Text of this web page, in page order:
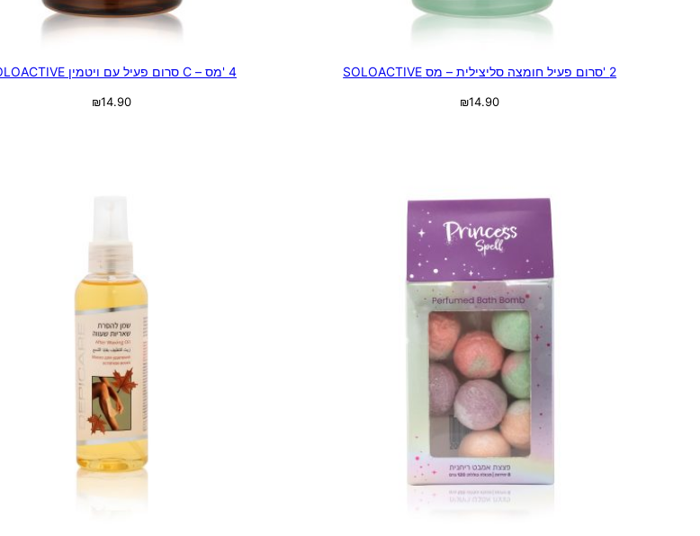
2 'סרום פעיל חומצה סליצילית – מס SOLOACTIVE
₪14.90
4 'מס – C סרום פעיל עם ויטמין SOLOACTIVE
₪14.90